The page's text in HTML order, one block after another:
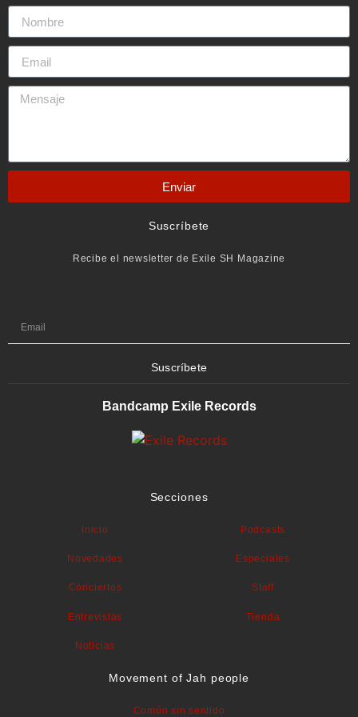
Enviar
Suscríbete
Recibe el newsletter de Exile SH Magazine
Suscríbete
Bandcamp Exile Records
Secciones
Inicio
Novedades
Conciertos
Entrevistas
Noticias
Podcasts
Especiales
Staff
Tienda
Movement of Jah people
Común sin sentido